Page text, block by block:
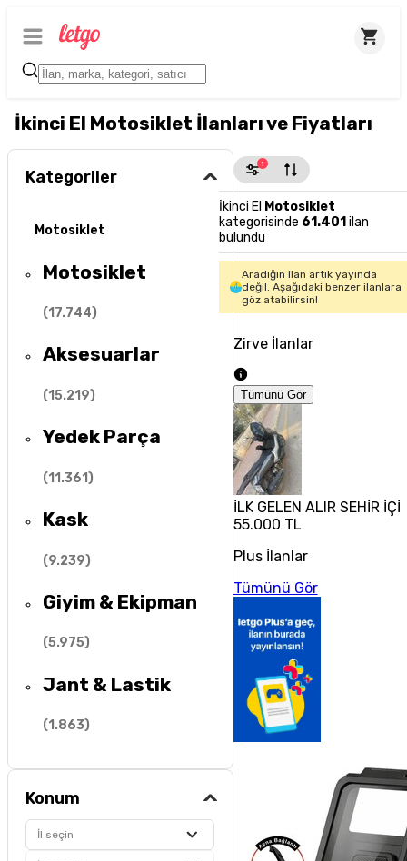
İkinci El Motosiklet İlanları ve Fiyatları
Kategoriler
Motosiklet
Motosiklet
(17.744)
Aksesuarlar
(15.219)
Yedek Parça
(11.361)
Kask
(9.239)
Giyim & Ekipman
(5.975)
Jant & Lastik
(1.863)
Konum
İl seçin
1
İkinci El Motosiklet
kategorisinde 61.401 ilan
bulundu
Aradığın ilan artık yayında
değil. Aşağıdaki benzer ilanlara
göz atabilirsin!
Zirve İlanlar
Tümünü Gör
İLK GELEN ALIR SEHİR İÇİ
55.000 TL
Plus İlanlar
Tümünü Gör